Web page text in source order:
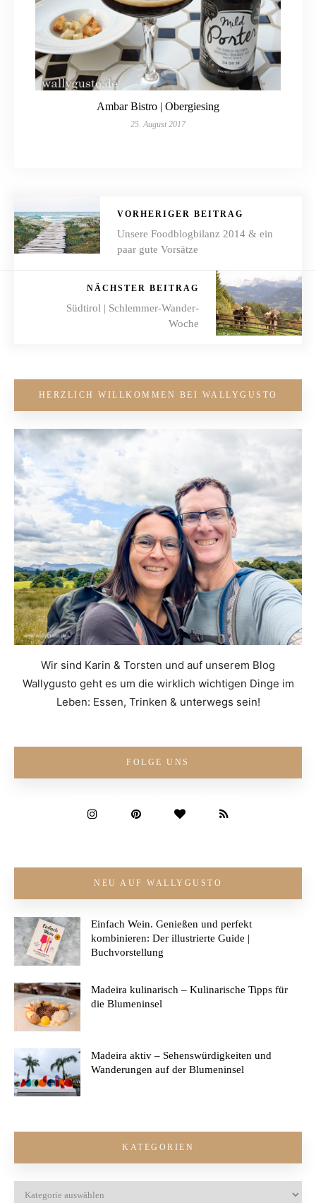
Ambar Bistro | Obergiesing
25. August 2017
VORHERIGER BEITRAG
Unsere Foodblogbilanz 2014‬ & ein
paar gute Vorsätze
NÄCHSTER BEITRAG
Südtirol | Schlemmer-Wander-
Woche
HERZLICH WILLKOMMEN BEI WALLYGUSTO
Wir sind Karin & Torsten und auf unserem Blog
Wallygusto geht es um die wirklich wichtigen Dinge im
Leben: Essen, Trinken & unterwegs sein!
FOLGE UNS
NEU AUF WALLYGUSTO
Einfach Wein. Genießen und perfekt
kombinieren: Der illustrierte Guide |
Buchvorstellung
Madeira kulinarisch – Kulinarische Tipps für
die Blumeninsel
Madeira aktiv – Sehenswürdigkeiten und
Wanderungen auf der Blumeninsel
KATEGORIEN